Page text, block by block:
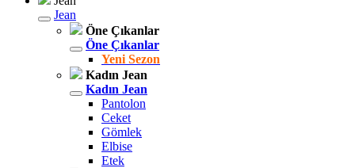
Jean
Öne Çıkanlar
Öne Çıkanlar
Yeni Sezon
Kadın Jean
Kadın Jean
Pantolon
Ceket
Gömlek
Elbise
Etek